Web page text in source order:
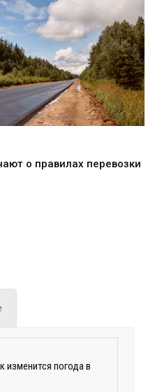
о правилах перевозки
изменится погода в